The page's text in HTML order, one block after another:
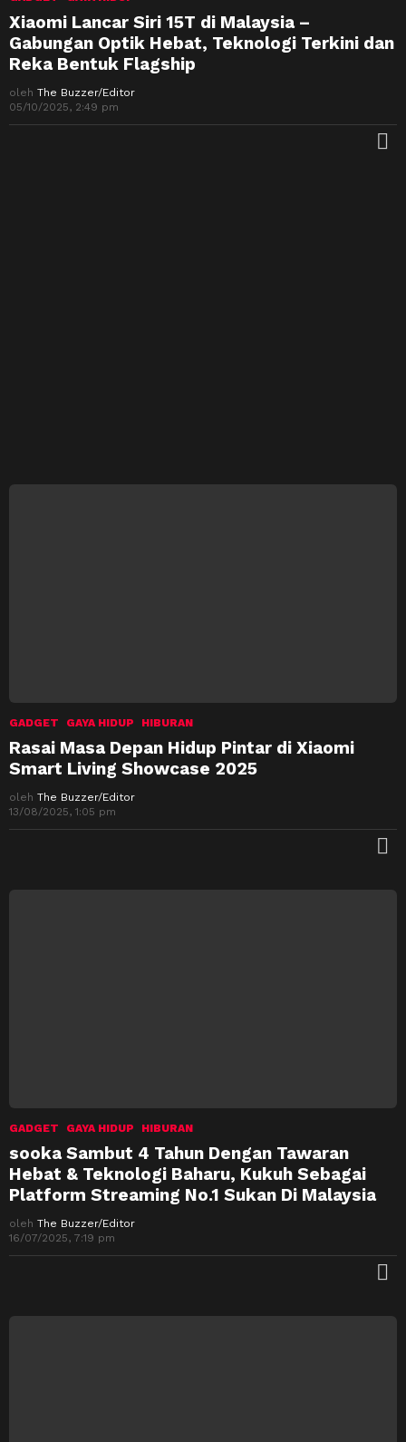
Xiaomi Lancar Siri 15T di Malaysia –
Gabungan Optik Hebat, Teknologi Terkini dan
Reka Bentuk Flagship
oleh The Buzzer/Editor
05/10/2025, 2:49 pm
GADGET GAYA HIDUP HIBURAN
Rasai Masa Depan Hidup Pintar di Xiaomi
Smart Living Showcase 2025
oleh The Buzzer/Editor
13/08/2025, 1:05 pm
GADGET GAYA HIDUP HIBURAN
sooka Sambut 4 Tahun Dengan Tawaran
Hebat & Teknologi Baharu, Kukuh Sebagai
Platform Streaming No.1 Sukan Di Malaysia
oleh The Buzzer/Editor
16/07/2025, 7:19 pm